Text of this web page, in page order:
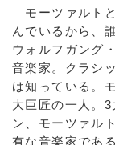
モーツァルト
んでいるから、
ウォルフガング
音楽家。クラシ
は知っている。
大巨匠の一人。
ン、モーツァル
有な音楽家であ